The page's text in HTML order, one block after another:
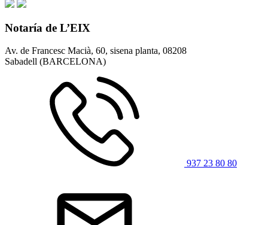
Notaría de L’EIX
Av. de Francesc Macià, 60, sisena planta, 08208
Sabadell (BARCELONA)
937 23 80 80